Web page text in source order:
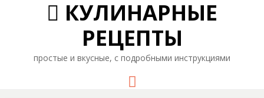
КУЛИНАРНЫЕ
РЕЦЕПТЫ
простые и вкусные, с подробными инструкциями